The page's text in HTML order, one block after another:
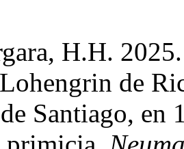
H.H.
de
Santiago, en